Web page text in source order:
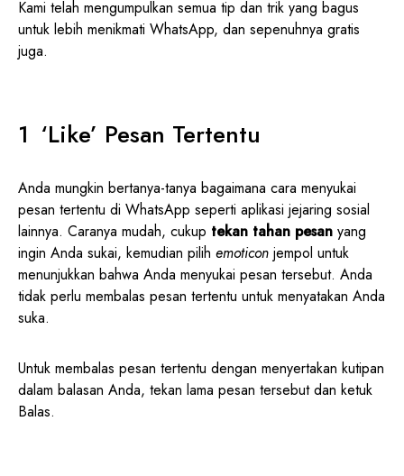
Kami telah mengumpulkan semua tip dan trik yang bagus
untuk lebih menikmati WhatsApp, dan sepenuhnya gratis
juga.
‘Like’ Pesan Tertentu
Anda mungkin bertanya-tanya bagaimana cara menyukai
pesan tertentu di WhatsApp seperti aplikasi jejaring sosial
lainnya. Caranya mudah, cukup tekan tahan pesan yang
ingin Anda sukai, kemudian pilih emoticon jempol untuk
menunjukkan bahwa Anda menyukai pesan tersebut. Anda
tidak perlu membalas pesan tertentu untuk menyatakan Anda
suka.
Untuk membalas pesan tertentu dengan menyertakan kutipan
dalam balasan Anda, tekan lama pesan tersebut dan ketuk
Balas.